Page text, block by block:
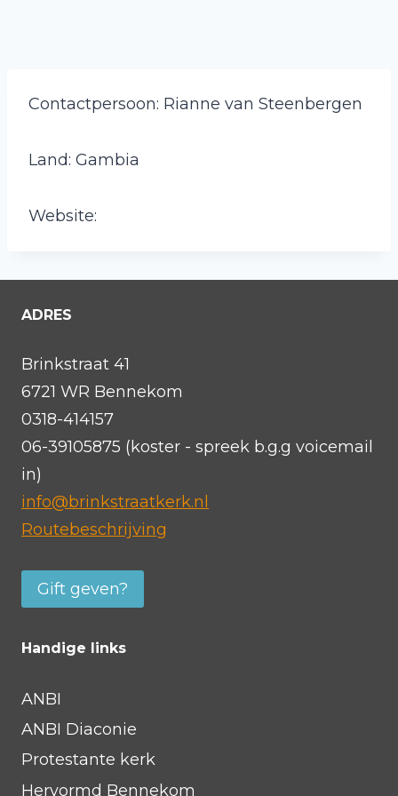
Contactpersoon: Rianne van Steenbergen
Land: Gambia
Website:
ADRES
Brinkstraat 41
6721 WR Bennekom
0318-414157
06-39105875 (koster - spreek b.g.g voicemail
in)
info@brinkstraatkerk.nl
Routebeschrijving
Gift geven?
Handige links
ANBI
ANBI Diaconie
Protestante kerk
Hervormd Bennekom